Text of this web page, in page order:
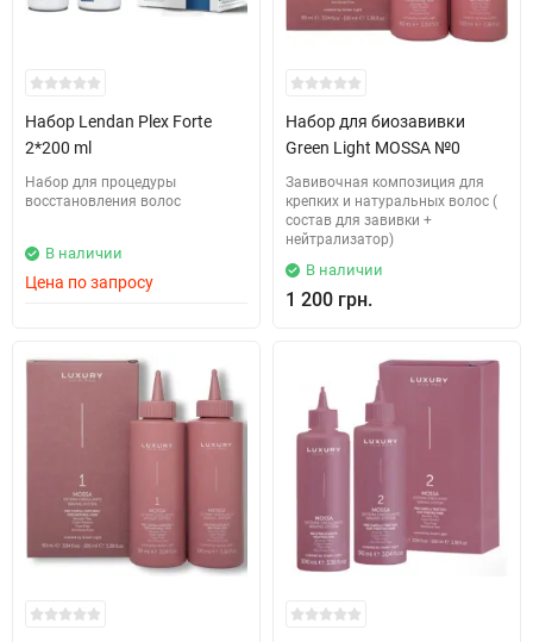
Набор Lendan Plex Forte
2*200 ml
Набор для процедуры
восстановления волос
В наличии
Цена по запросу
Набор для биозавивки
Green Light MOSSA №0
Завивочная композиция для
крепких и натуральных волос (
состав для завивки +
нейтрализатор)
В наличии
1 200 грн.